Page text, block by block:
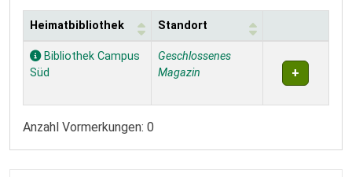
Exemplare
Heimatbibliothek Standort
Bibliothek Campus
Süd
Geschlossenes
Magazin
Anzahl Vormerkungen: 0